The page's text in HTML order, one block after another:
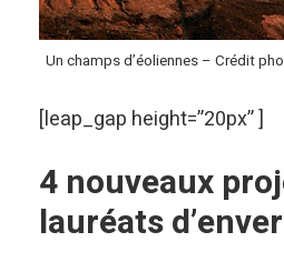
Un champs d’éoliennes – Crédit
[leap_gap height=”20px” ]
4 nouveaux
lauréats